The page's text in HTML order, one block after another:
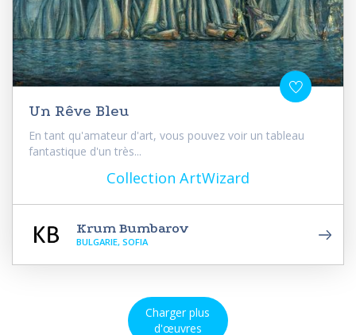
Un Rêve Bleu
En tant qu'amateur d'art, vous pouvez voir un tableau
fantastique d'un très...
Collection ArtWizard
Krum Bumbarov
BULGARIE, SOFIA
Charger plus
d'œuvres